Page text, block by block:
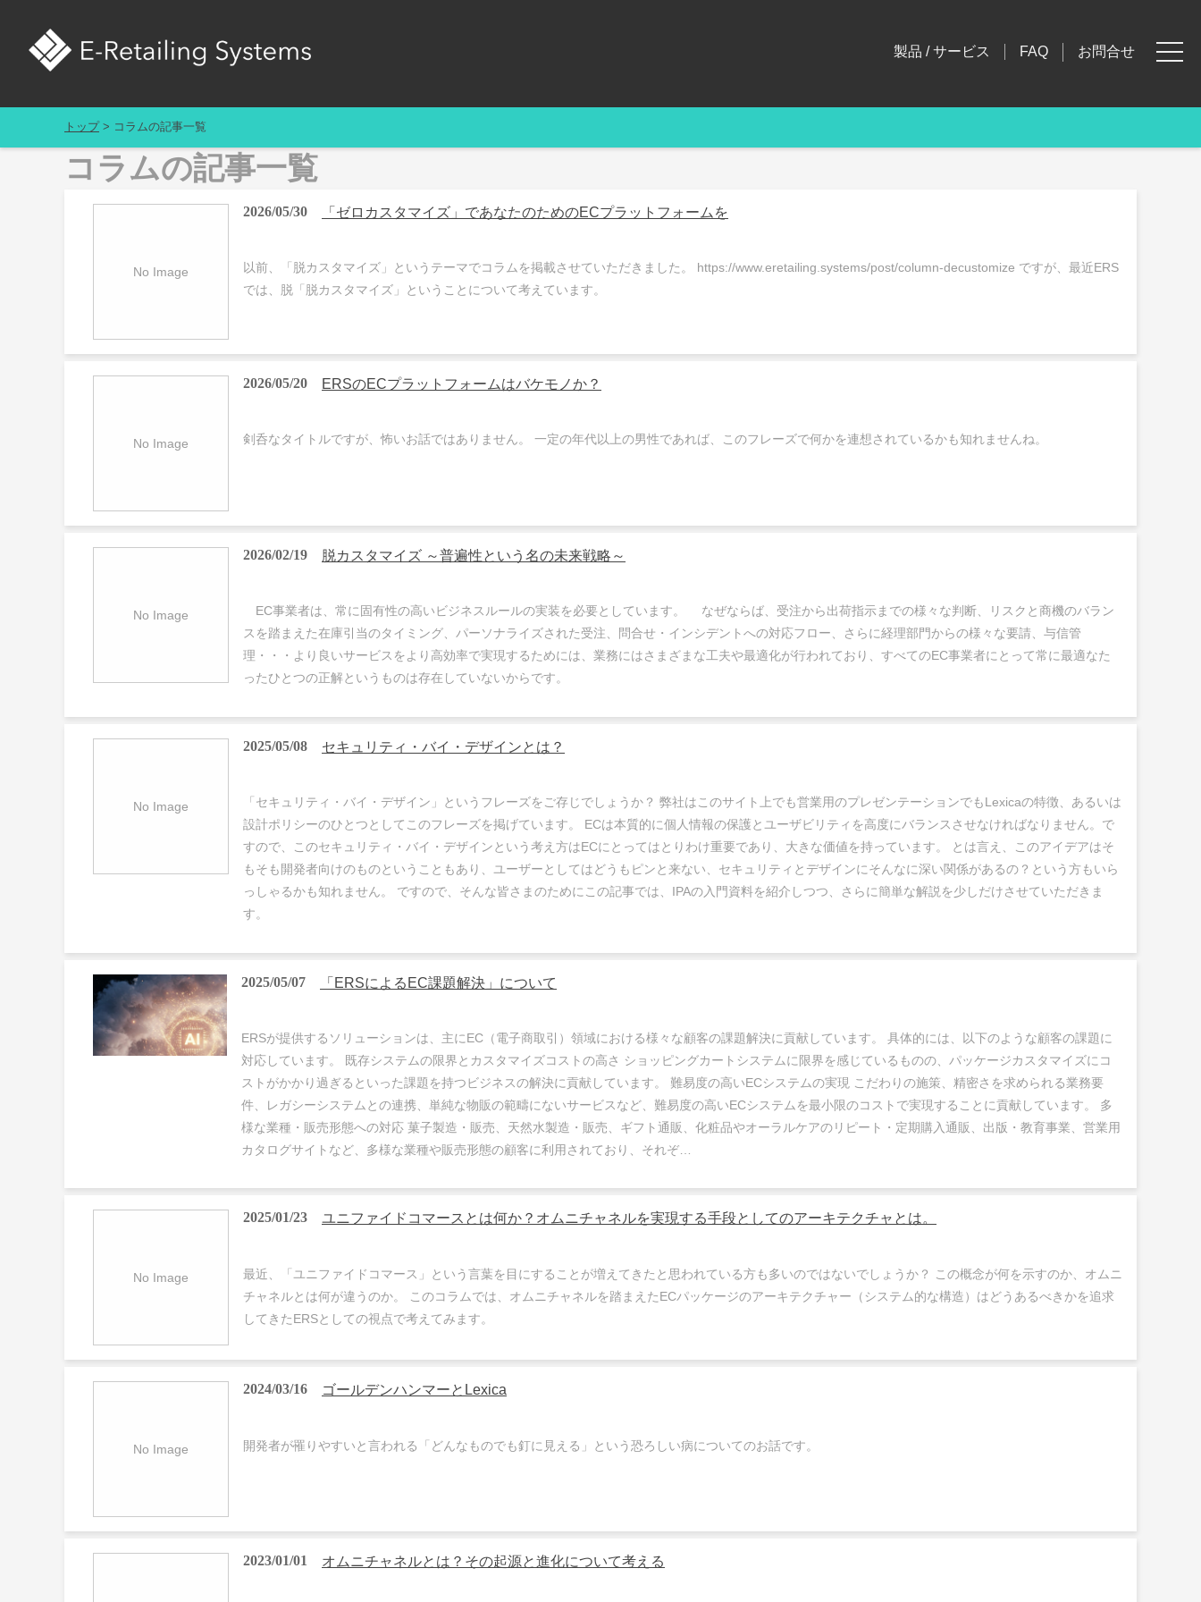
製品 / サービス FAQ お問合せ
トップ コラムの記事一覧
コラムの記事一覧
2026/05/30 「ゼロカスタマイズ」であなたのためのECプラットフォームを
以前、「脱カスタマイズ」というテーマでコラムを掲載させていただきました。 https://www.eretailing.systems/post/column-decustomize ですが、最近ERS
では、脱「脱カスタマイズ」ということについて考えています。
2026/05/20 ERSのECプラットフォームはバケモノか？
剣呑なタイトルですが、怖いお話ではありません。 一定の年代以上の男性であれば、このフレーズで何かを連想されているかも知れませんね。
2026/02/19 脱カスタマイズ ～普遍性という名の未来戦略～
EC事業者は、常に固有性の高いビジネスルールの実装を必要としています。 なぜならば、受注から出荷指示までの様々な判断、リスクと商機のバラン
スを踏まえた在庫引当のタイミング、パーソナライズされた受注、問合せ・インシデントへの対応フロー、さらに経理部門からの様々な要請、与信管
理・・・より良いサービスをより高効率で実現するためには、業務にはさまざまな工夫や最適化が行われており、すべてのEC事業者にとって常に最適なた
ったひとつの正解というものは存在していないからです。
2025/05/08 セキュリティ・バイ・デザインとは？
「セキュリティ・バイ・デザイン」というフレーズをご存じでしょうか？ 弊社はこのサイト上でも営業用のプレゼンテーションでもLexicaの特徴、あるいは
設計ポリシーのひとつとしてこのフレーズを掲げています。 ECは本質的に個人情報の保護とユーザビリティを高度にバランスさせなければなりません。で
すので、このセキュリティ・バイ・デザインという考え方はECにとってはとりわけ重要であり、大きな価値を持っています。 とは言え、このアイデアはそ
もそも開発者向けのものということもあり、ユーザーとしてはどうもピンと来ない、セキュリティとデザインにそんなに深い関係があるの？という方もいら
っしゃるかも知れません。 ですので、そんな皆さまのためにこの記事では、IPAの入門資料を紹介しつつ、さらに簡単な解説を少しだけさせていただきま
す。
2025/05/07 「ERSによるEC課題解決」について
ERSが提供するソリューションは、主にEC（電子商取引）領域における様々な顧客の課題解決に貢献しています。 具体的には、以下のような顧客の課題に
対応しています。 既存システムの限界とカスタマイズコストの高さ ショッピングカートシステムに限界を感じているものの、パッケージカスタマイズにコ
ストがかかり過ぎるといった課題を持つビジネスの解決に貢献しています。 難易度の高いECシステムの実現 こだわりの施策、精密さを求められる業務要
件、レガシーシステムとの連携、単純な物販の範疇にないサービスなど、難易度の高いECシステムを最小限のコストで実現することに貢献しています。 多
様な業種・販売形態への対応 菓子製造・販売、天然水製造・販売、ギフト通販、化粧品やオーラルケアのリピート・定期購入通販、出版・教育事業、営業用
カタログサイトなど、多様な業種や販売形態の顧客に利用されており、それぞ…
2025/01/23 ユニファイドコマースとは何か？オムニチャネルを実現する手段としてのアーキテクチャとは。
最近、「ユニファイドコマース」という言葉を目にすることが増えてきたと思われている方も多いのではないでしょうか？ この概念が何を示すのか、オムニ
チャネルとは何が違うのか。 このコラムでは、オムニチャネルを踏まえたECパッケージのアーキテクチャー（システム的な構造）はどうあるべきかを追求
してきたERSとしての視点で考えてみます。
2024/03/16 ゴールデンハンマーとLexica
開発者が罹りやすいと言われる「どんなものでも釘に見える」という恐ろしい病についてのお話です。
2023/01/01 オムニチャネルとは？その起源と進化について考える